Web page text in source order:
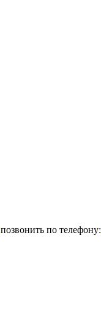
позвонить по телефону: